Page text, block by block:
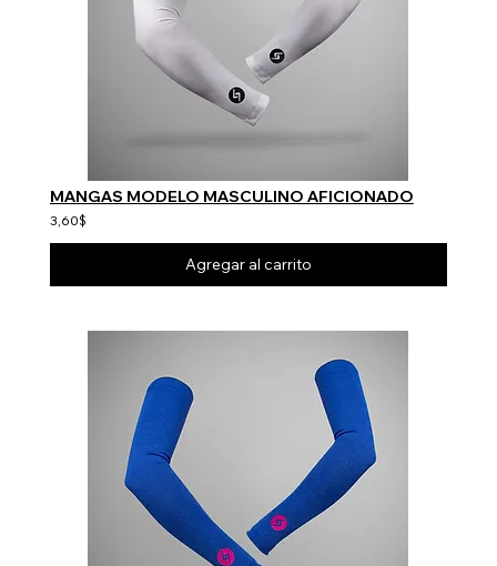
MANGAS MODELO MASCULINO AFICIONADO
3,60$
Agregar al carrito